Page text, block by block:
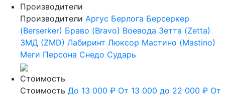
Производители
Производители Аргус Берлога Берсеркер
(Berserker) Браво (Bravo) Воевода Зетта (Zetta)
ЗМД (ZMD) Лабиринт Люксор Мастино (Mastino)
Меги Персона Снедо Сударь
Стоимость
Стоимость До 13 000 ₽ От 13 000 до 22 000 ₽ От